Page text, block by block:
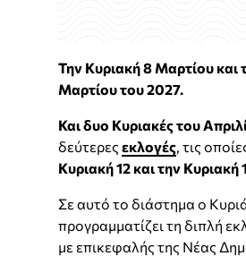
Την Κυριακή 8 Μαρτίου και
Μαρτίου του 2027.
Και δυο Κυριακές του
δεύτερες εκλογές , τις
Κυριακή 12 και την Κυριακή
Σε αυτό το διάστημα ο
προγραμματίζει τη διπλή
με επικεφαλής της Νέας